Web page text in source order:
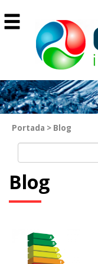
Portada > Blog
Blog